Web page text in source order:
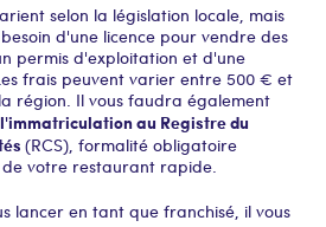
selon la législation locale, mais
d'une licence pour vendre des
permis d'exploitation et d'une
frais peuvent varier entre 500 € et
région. Il vous faudra également
l'immatriculation au Registre du
(RCS), formalité obligatoire
votre restaurant rapide.
lancer en tant que franchisé, il vous